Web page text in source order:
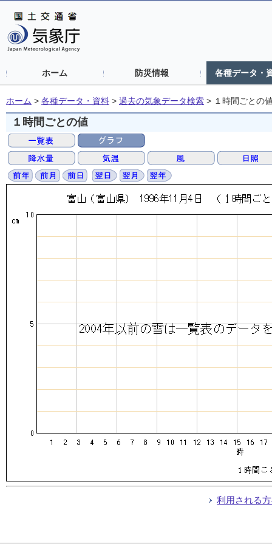
ホーム 防災情報 各種データ・
ホーム > 各種データ・資料 > 過去の気象データ検索 > １時間ごとの
１時間ごとの値
利用される